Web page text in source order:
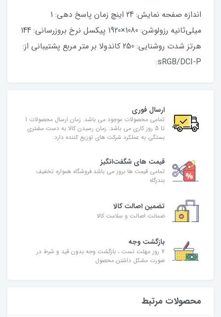
اندازه صفحه نمایش: 24 اینچ زمان پاسخ دهی: 1
میلی‌ثانیه رزولوشن: 1080×1920 پیکسل نرخ بروزرسانی: 144
هرتز شدت روشنایی: 250 کاندولا بر متر مربع پشتیبانی از:
sRGB/DCI-P:
ارسال فوری
تمامی محصولات موجود می باشد. زمان ارسال محصولات 1
تا 5 روز کاری می باشد. زمان رسیدن کالا به دست مشتری
بستگی به عملکرد شرکت های توزیع کننده دارد.
قیمت های شگفت‌انگیز
تمامی قیمت ها بروز می باشد.فروشگاه همواره تخفیف
بندرگاه
تضمین اصالت کالا
ضمانت اصالت و سلامت کالا
بازگشت وجه
7 روز مهلت تست ، بازگشت وجه بدون قید و شرط در
صورت مشکل داشتن محصول
محصولات مرتبط